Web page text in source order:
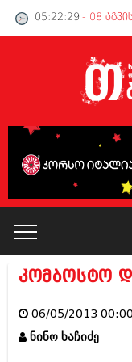
05:22:30 - 08
კატალოგი
კომბოსტო
06/05/2013 00:00
ნინო ხაჩიძე